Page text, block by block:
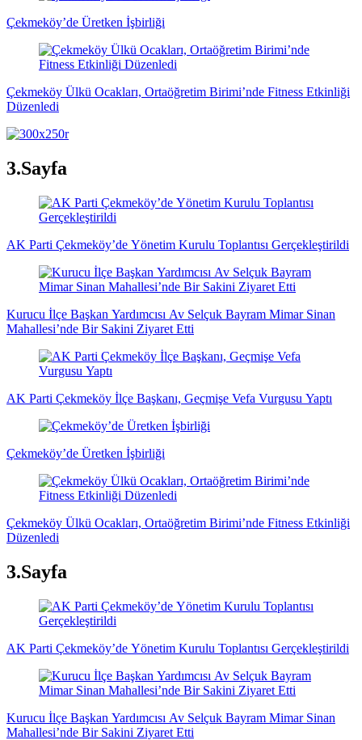
Çekmeköy’de Üretken İşbirliği
Çekmeköy Ülkü Ocakları, Ortaöğretim Birimi’nde Fitness Etkinliği
Düzenledi
3.Sayfa
AK Parti Çekmeköy’de Yönetim Kurulu Toplantısı Gerçekleştirildi
Kurucu İlçe Başkan Yardımcısı Av Selçuk Bayram Mimar Sinan
Mahallesi’nde Bir Sakini Ziyaret Etti
AK Parti Çekmeköy İlçe Başkanı, Geçmişe Vefa Vurgusu Yaptı
Çekmeköy’de Üretken İşbirliği
Çekmeköy Ülkü Ocakları, Ortaöğretim Birimi’nde Fitness Etkinliği
Düzenledi
3.Sayfa
AK Parti Çekmeköy’de Yönetim Kurulu Toplantısı Gerçekleştirildi
Kurucu İlçe Başkan Yardımcısı Av Selçuk Bayram Mimar Sinan
Mahallesi’nde Bir Sakini Ziyaret Etti